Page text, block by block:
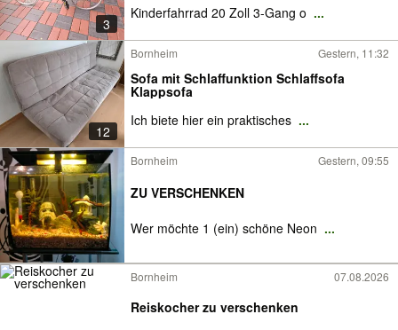
3
Kinderfahrrad 20 Zoll 3-Gang o ...
12
Bornheim Gestern, 11:32
Sofa mit Schlaffunktion Schlaffsofa
Klappsofa
Ich biete hier ein praktisches ...
Bornheim Gestern, 09:55
ZU VERSCHENKEN
Wer möchte 1 (ein) schöne Neon ...
Bornheim 07.08.2026
Reiskocher zu verschenken